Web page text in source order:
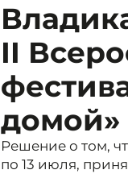
II
домой»
Решение о том,
по 13 июля,